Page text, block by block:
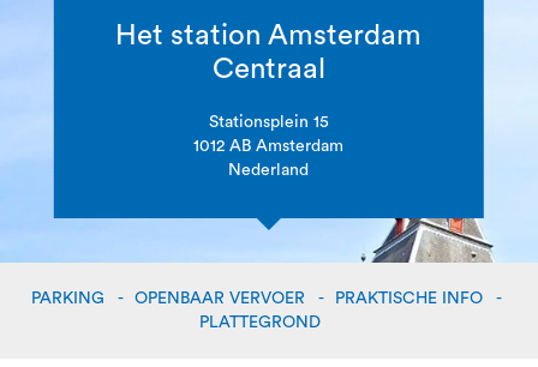
Het station Amsterdam
Centraal
Stationsplein 15
1012 AB Amsterdam
Nederland
PARKING OPENBAAR VERVOER
PRAKTISCHE INFO
PLATTEGROND